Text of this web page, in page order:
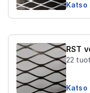
Katso
RST
22
Katso